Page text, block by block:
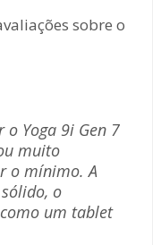
sobre o
o Yoga 9i Gen 7
muito
o mínimo. A
o
um tablet